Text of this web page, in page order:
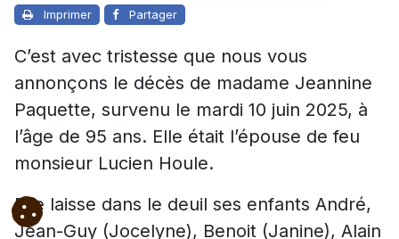
Imprimer Partager
C’est avec tristesse que nous vous
annonçons le décès de madame Jeannine
Paquette, survenu le mardi 10 juin 2025, à
l’âge de 95 ans. Elle était l’épouse de feu
monsieur Lucien Houle.
Elle laisse dans le deuil ses enfants André,
Jean-Guy (Jocelyne), Benoit (Janine), Alain